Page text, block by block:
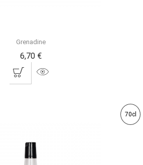
Grenadine
6,70 €
70cl